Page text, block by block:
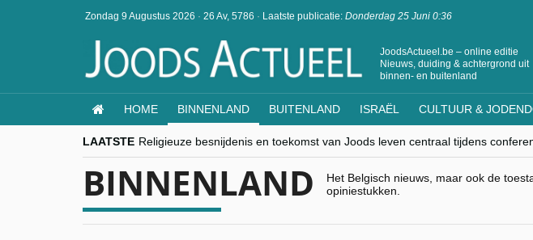
Zondag 9 Augustus 2026 · 26 Av, 5786 · Laatste publicatie: Donderdag 25 Juni 0:36
JoodsActueel.be – online editie
Nieuws, duiding & achtergrond uit
binnen- en buitenland
HOME BINNENLAND BUITENLAND ISRAËL CULTUUR &
LAATSTE Religieuze besnijdenis en toekomst van Joods leven centraal tijdens
“Besnijdenisdebat toont hoe moeilijk seculiere Westen minderheden
CITYTRIP | ROEMENIË – Boekarest: de verrassing van Oost-Europa
“Vandaag zit elke Jood in België op de beklaagdenbank”
goKosher lanceert nieuwe website en samenwerking met Mishpacha voor
BINNENLAND
Het Belgisch nieuws, maar ook de
opiniestukken.